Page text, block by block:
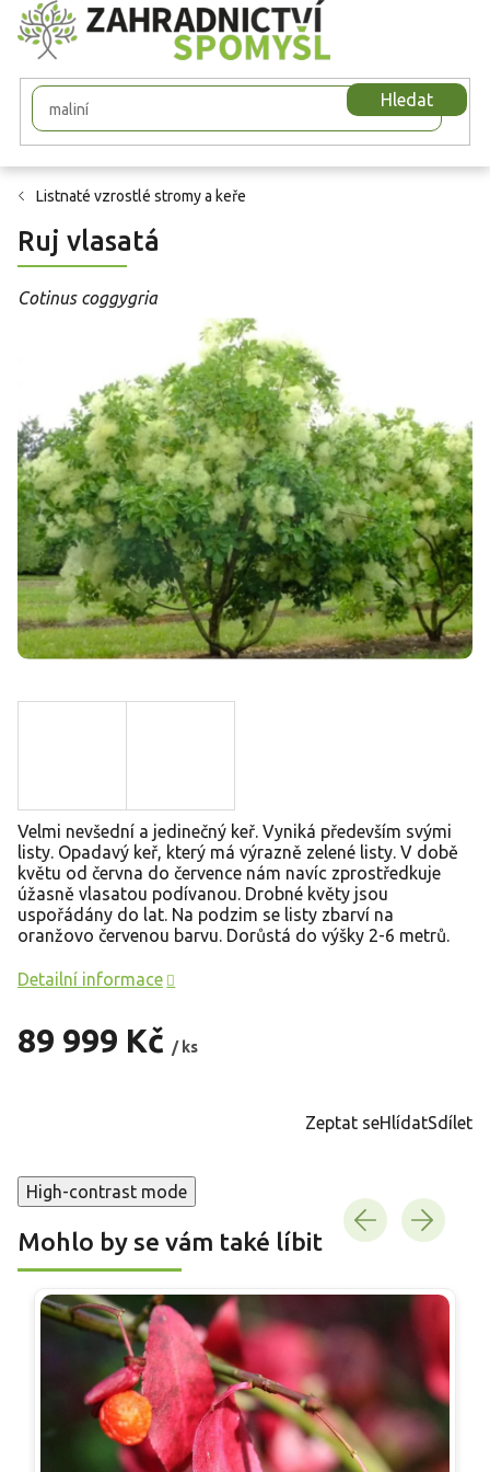
Přejít
na
obsah
Hledat
Listnaté vzrostlé stromy a keře
Ruj vlasatá
Cotinus coggygria
89 999 Kč / ks
Velmi nevšední a jedinečný keř. Vyniká především svými
listy. Opadavý keř, který má výrazně zelené listy. V době
květu od června do července nám navíc zprostředkuje
úžasně vlasatou podívanou. Drobné květy jsou
uspořádány do lat. Na podzim se listy zbarví na
oranžovo červenou barvu. Dorůstá do výšky 2-6 metrů.
Detailní informace
Zeptat seHlídatSdílet
High-contrast mode
Mohlo by se vám také líbit